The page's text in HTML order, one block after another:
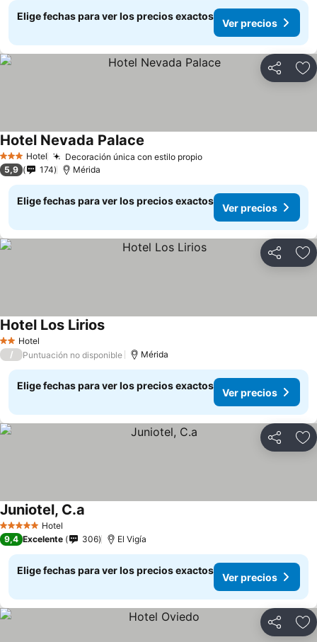
Elige fechas para ver los precios exactos
Ver precios
Compartir
3 Estrellas
Hotel Decoración única con estilo propio
Hotel Nevada Palace
5,9 174 Mérida
Elige fechas para ver los precios exactos
Ver precios
Compartir
2 Estrellas
Hotel
Hotel Los Lirios
/ Puntuación no disponible Mérida
Elige fechas para ver los precios exactos
Ver precios
Compartir
5 Estrellas Hotel
Juniotel, C.a
9,4 Excelente 306 El Vigía
Elige fechas para ver los precios exactos
Ver precios
Compartir